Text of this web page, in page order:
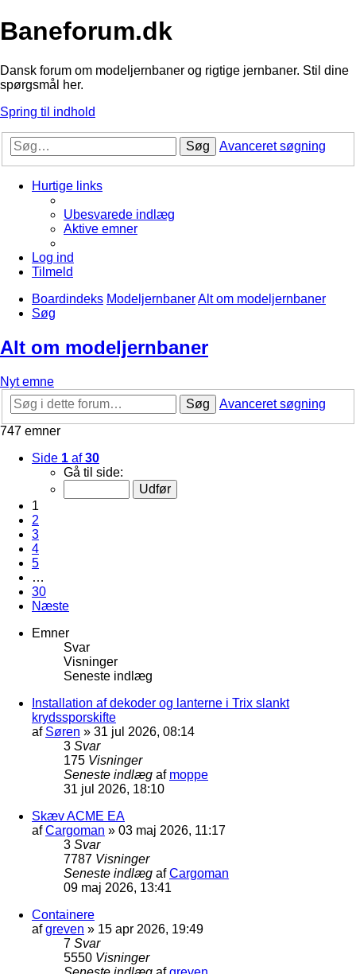
Baneforum.dk
Dansk forum om modeljernbaner og rigtige jernbaner. Stil dine
spørgsmål her.
Spring til indhold
Søg Avanceret søgning
Hurtige links
Ubesvarede indlæg
Aktive emner
Log ind
Tilmeld
Boardindeks ModeljernbanerAlt om modeljernbaner
Søg
Alt om modeljernbaner
Nyt emne
Søg
Avanceret søgning
747 emner
Side 1 af30
Gå til side:
1
2
3
4
5
…
30
Næste
Emner
Svar
Visninger
Seneste indlæg
Installation af dekoder og lanterne i Trix slankt
krydssporskifte
af Søren » 31 jul 2026, 08:14
3 Svar
175 Visninger
Seneste indlæg af moppe
31 jul 2026, 18:10
Skæv ACME EA
afCargoman » 03 maj 2026, 11:17
3 Svar
7787 Visninger
Seneste indlæg afCargoman
09 maj 2026, 13:41
Containere
afgreven » 15 apr 2026, 19:49
7 Svar
5550 Visninger